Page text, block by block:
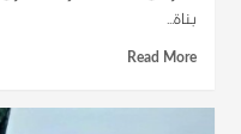
بناة...
Read More